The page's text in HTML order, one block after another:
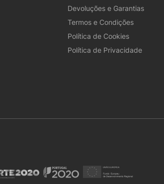
Devoluções e Garantias
Termos e Condições
Política de Cookies
Política de Privacidade